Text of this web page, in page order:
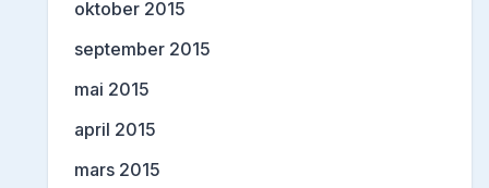
oktober 2015
september 2015
mai 2015
april 2015
mars 2015